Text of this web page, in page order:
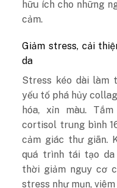
hữu ích cho những
cảm.
Giảm stress, cải
da
Stress kéo dài làm
yếu tố phá hủy
hóa, xỉn màu.
cortisol trung bình
cảm giác thư giãn.
quá trình tái tạo da
thời giảm nguy cơ
stress như mụn,